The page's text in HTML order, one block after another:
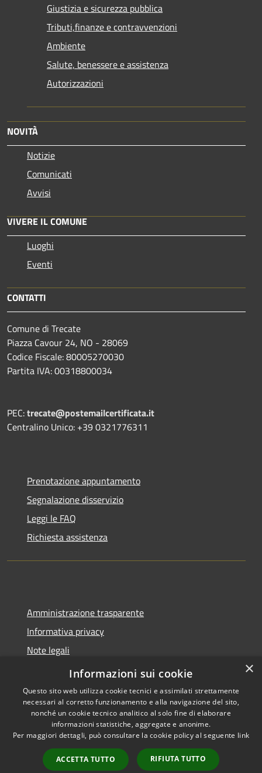
Giustizia e sicurezza pubblica
Tributi,finanze e contravvenzioni
Ambiente
Salute, benessere e assistenza
Autorizzazioni
NOVITÀ
Notizie
Comunicati
Avvisi
VIVERE IL COMUNE
Luoghi
Eventi
CONTATTI
Comune di Trecate
Piazza Cavour 24, NO - 28069
Codice Fiscale: 80005270030
Partita IVA: 00318800034
PEC:trecate@postemailcertificata.it
Centralino Unico: +39 0321776311
Prenotazione appuntamento
Segnalazione disservizio
Leggi le FAQ
Richiesta assistenza
Amministrazione trasparente
Informativa privacy
Note legali
Dichiarazione di accessibilità
Accessibilità
Copyright © 2026 • Comune di
Trecate • Powered by
Municipium•
Accesso
×
Informazioni sui cookie
Questo sito web utilizza cookie tecnici e assimilati strettamente
necessari al corretto funzionamento e alla navigazione del sito,
nonché un cookie tecnico analitico al solo fine di elaborare
informazioni statistiche, aggregate e anonime.
Per maggiori dettagli, può consultare la cookie policy al seguente link
ACCETTA TUTTO RIFIUTA TUTTO